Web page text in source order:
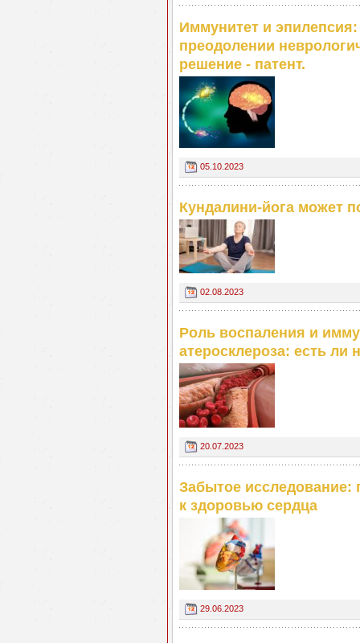
Иммунитет и
преодолении
решение - патент.
05.10.2023
Кундалини-йога может
02.08.2023
Роль воспаления и
атеросклероза: есть ли
20.07.2023
Забытое исследование:
к здоровью сердца
29.06.2023